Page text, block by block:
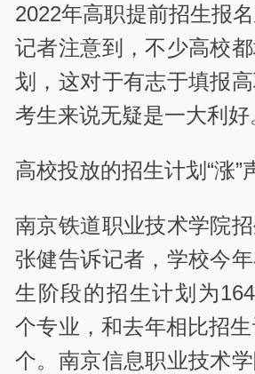
2022年高职提前招生报名
记者注意到，不少高校
划，这对于有志于填报
考生来说无疑是一大利好
高校投放的招生计划“涨”
南京铁道职业技术学院
张健告诉记者，学校今
生阶段的招生计划为
个专业，和去年相比招
个。南京信息职业技术